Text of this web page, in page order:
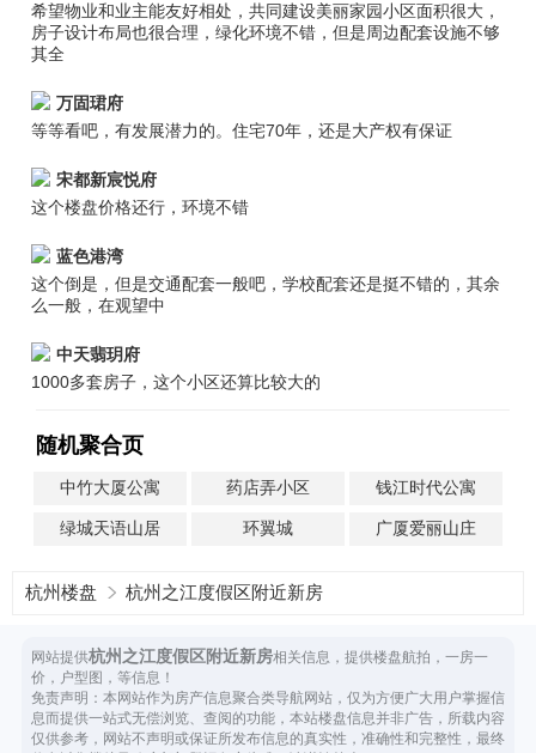
希望物业和业主能友好相处，共同建设美丽家园小区面积很大，
房子设计布局也很合理，绿化环境不错，但是周边配套设施不够
其全
万固珺府
等等看吧，有发展潜力的。住宅70年，还是大产权有保证
宋都新宸悦府
这个楼盘价格还行，环境不错
蓝色港湾
这个倒是，但是交通配套一般吧，学校配套还是挺不错的，其余
么一般，在观望中
中天翡玥府
1000多套房子，这个小区还算比较大的
随机聚合页
中竹大厦公寓 药店弄小区 钱江时代公寓
绿城天语山居 环翼城 广厦爱丽山庄
杭州楼盘 杭州之江度假区附近新房
网站提供杭州之江度假区附近新房相关信息，提供楼盘航拍，一房一
价，户型图，等信息！
免责声明：本网站作为房产信息聚合类导航网站，仅为方便广大用户掌握信
息而提供一站式无偿浏览、查阅的功能，本站楼盘信息并非广告，所载内容
仅供参考，网站不声明或保证所发布信息的真实性，准确性和完整性，最终